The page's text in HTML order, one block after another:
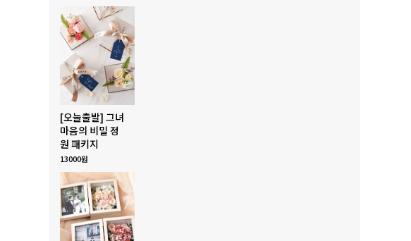
[오늘출발] 그녀
마음의 비밀 정
원 패키지
13000원